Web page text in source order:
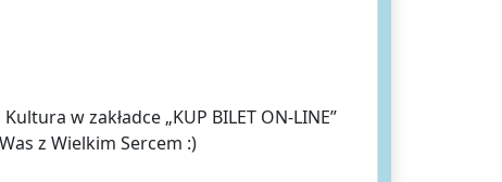
w zakładce „KUP BILET ON-LINE”
z Wielkim Sercem :)